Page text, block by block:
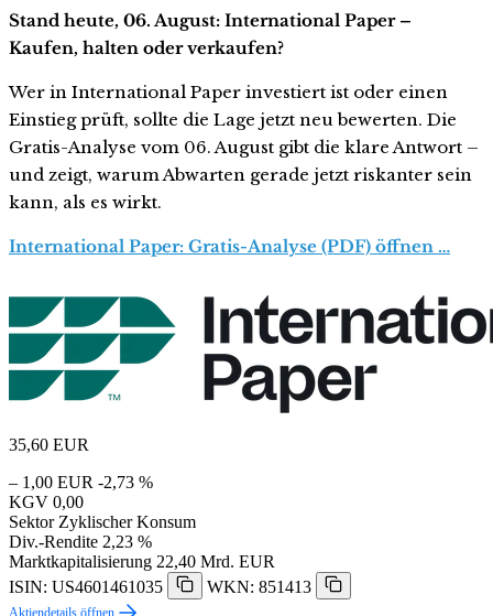
Stand heute, 06. August: International Paper –
Kaufen, halten oder verkaufen?
Wer in International Paper investiert ist oder einen
Einstieg prüft, sollte die Lage jetzt neu bewerten. Die
Gratis-Analyse vom 06. August gibt die klare Antwort –
und zeigt, warum Abwarten gerade jetzt riskanter sein
kann, als es wirkt.
International Paper: Gratis-Analyse (PDF) öffnen …
35,60 EUR
– 1,00 EUR -2,73 %
KGV 0,00
Sektor Zyklischer Konsum
Div.-Rendite 2,23 %
Marktkapitalisierung 22,40 Mrd. EUR
ISIN: US4601461035
WKN: 851413
Aktiendetails öffnen